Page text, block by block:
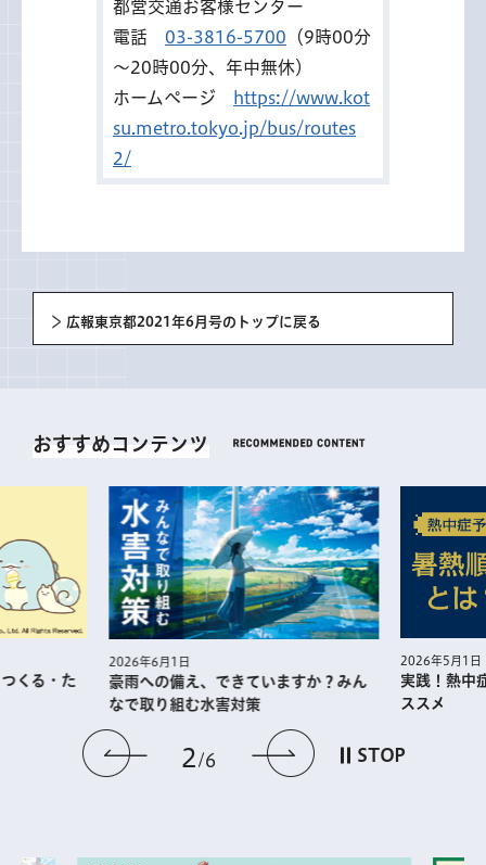
都営交通お客様センター
電話 03-3816-5700 （9時00分
～20時00分、年中無休）
ホームページ
https://www.kot
su.metro.tokyo.jp/bus/routes
2/
広報東京都2021年6月号のトップに戻る
おすすめコンテンツ
前のスライドを表示
2 6 次のスライドを
STOP
くる・た
2026年6月1日
豪雨への備え、できていますか？みん
なで取り組む水害対策
2026年5月1日
実践！熱中
ススメ